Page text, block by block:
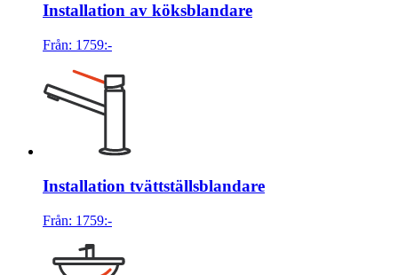
Installation av köksblandare
Från: 1759:-
Installation tvättställsblandare
Från: 1759:-